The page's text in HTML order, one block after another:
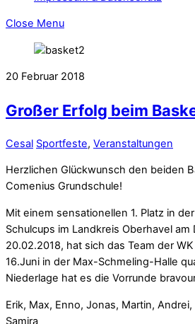
Close Menu
20 Februar 2018
Großer Erfolg beim
Cesal Sportfeste, Veranstaltungen
Herzlichen Glückwunsch den beiden
Comenius Grundschule!
Mit einem sensationellen 1. Platz in
Schulcups im Landkreis Oberhavel am
20.02.2018, hat sich das Team der
16.Juni in der Max-Schmeling-Halle
Niederlage hat es die Vorrunde
Erik, Max, Enno, Jonas, Martin,
Samira